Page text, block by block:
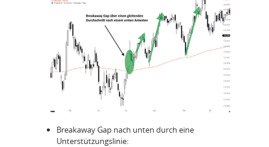
Breakaway Gap nach unten durch eine
Unterstützungslinie: